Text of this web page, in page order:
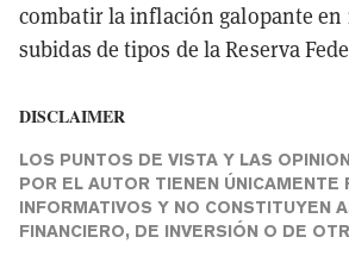
combatir la inflación galopante en
subidas de tipos de la Reserva
DISCLAIMER
LOS PUNTOS DE VISTA Y LAS
POR EL AUTOR TIENEN ÚNICAMENTE
INFORMATIVOS Y NO CONSTITUYEN
FINANCIERO, DE INVERSIÓN O DE